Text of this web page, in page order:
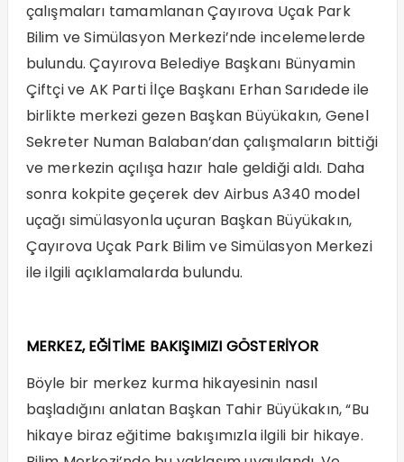
çalışmaları tamamlanan Çayırova Uçak Park
Bilim ve Simülasyon Merkezi’nde incelemelerde
bulundu. Çayırova Belediye Başkanı Bünyamin
Çiftçi ve AK Parti İlçe Başkanı Erhan Sarıdede ile
birlikte merkezi gezen Başkan Büyükakın, Genel
Sekreter Numan Balaban’dan çalışmaların bittiği
ve merkezin açılışa hazır hale geldiği aldı. Daha
sonra kokpite geçerek dev Airbus A340 model
uçağı simülasyonla uçuran Başkan Büyükakın,
Çayırova Uçak Park Bilim ve Simülasyon Merkezi
ile ilgili açıklamalarda bulundu.
MERKEZ, EĞİTİME BAKIŞIMIZI GÖSTERİYOR
Böyle bir merkez kurma hikayesinin nasıl
başladığını anlatan Başkan Tahir Büyükakın, “Bu
hikaye biraz eğitime bakışımızla ilgili bir hikaye.